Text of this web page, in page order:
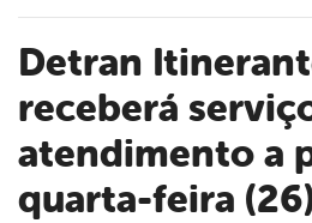
Detran Itinerante: Brejinho
receberá
atendimento a
quarta-feira